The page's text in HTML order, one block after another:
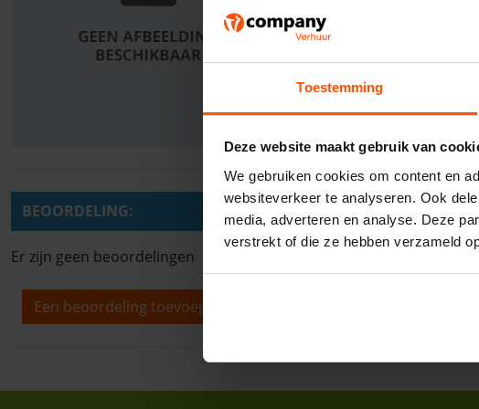
Toestemming
Deze website maakt gebruik van
We gebruiken cookies om content en
websiteverkeer te analyseren. Ook
media, adverteren en analyse. Deze
verstrekt of die ze hebben verzameld
BEOORDELING:
Er zijn geen beoordelingen
Een beoordeling toevoegen